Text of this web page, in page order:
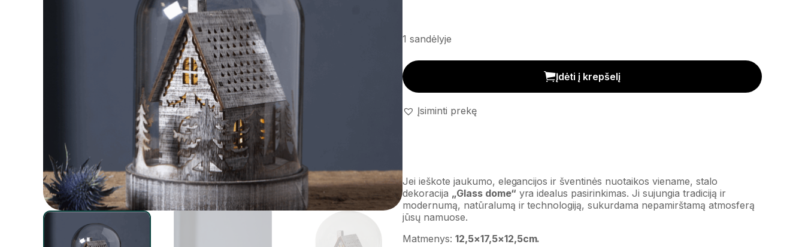
1 sandėlyje
Stalo dekoracija 'Glass dome' kiekis
Įdėti į krepšelį
Įsiminti prekę
Jei ieškote jaukumo, elegancijos ir šventinės nuotaikos viename, stalo
dekoracija „Glass dome“ yra idealus pasirinkimas. Ji sujungia tradiciją ir
modernumą, natūralumą ir technologiją, sukurdama nepamirštamą atmosferą
jūsų namuose.
Matmenys: 12,5×17,5×12,5cm.